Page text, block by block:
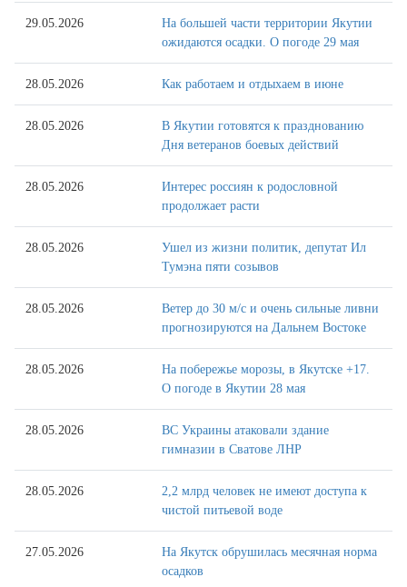
29.05.2026
На большей части территории Якутии
ожидаются осадки. О погоде 29 мая
28.05.2026 Как работаем и отдыхаем в июне
28.05.2026
В Якутии готовятся к празднованию
Дня ветеранов боевых действий
28.05.2026
Интерес россиян к родословной
продолжает расти
28.05.2026
Ушел из жизни политик, депутат Ил
Тумэна пяти созывов
28.05.2026
Ветер до 30 м/с и очень сильные ливни
прогнозируются на Дальнем Востоке
28.05.2026
На побережье морозы, в Якутске +17.
О погоде в Якутии 28 мая
28.05.2026
ВС Украины атаковали здание
гимназии в Сватове ЛНР
28.05.2026
2,2 млрд человек не имеют доступа к
чистой питьевой воде
27.05.2026
На Якутск обрушилась месячная норма
осадков